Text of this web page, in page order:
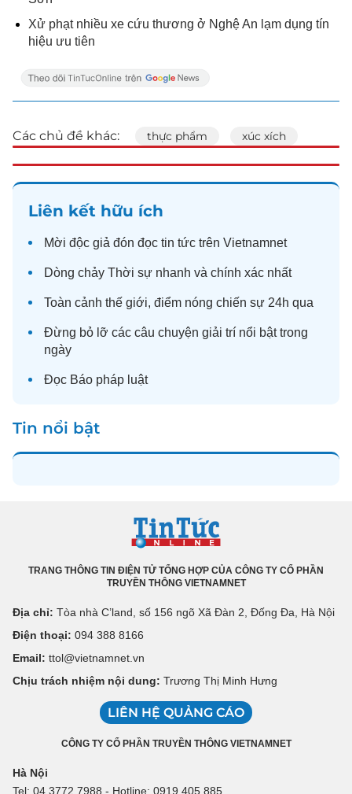
Xử phạt nhiều xe cứu thương ở Nghệ An lạm dụng tín
hiệu ưu tiên
Các chủ đề khác: thực phẩm xúc xích
Liên kết hữu ích
Mời độc giả đón đọc tin tức trên Vietnamnet
Dòng chảy Thời sự nhanh và chính xác nhất
Toàn cảnh thế giới, điểm nóng chiến sự 24h qua
Đừng bỏ lỡ các câu chuyện giải trí nổi bật trong
ngày
Đọc Báo pháp luật
Tin nổi bật
TRANG THÔNG TIN ĐIỆN TỬ TỔNG HỢP CỦA CÔNG TY CỔ PHẦN
TRUYỀN THÔNG VIETNAMNET
Địa chỉ: Tòa nhà C’land, số 156 ngõ Xã Đàn 2, Đống Đa, Hà Nội
Điện thoại: 094 388 8166
Email: ttol@vietnamnet.vn
Chịu trách nhiệm nội dung: Trương Thị Minh Hưng
LIÊN HỆ QUẢNG CÁO
CÔNG TY CỔ PHẦN TRUYỀN THÔNG VIETNAMNET
Hà Nội
Tel: 04 3772 7988 - Hotline: 0919 405 885